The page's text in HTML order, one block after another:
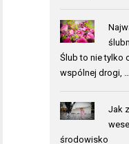
Ślub to nie tylko
wspólnej drogi, …
Jak
środowisko